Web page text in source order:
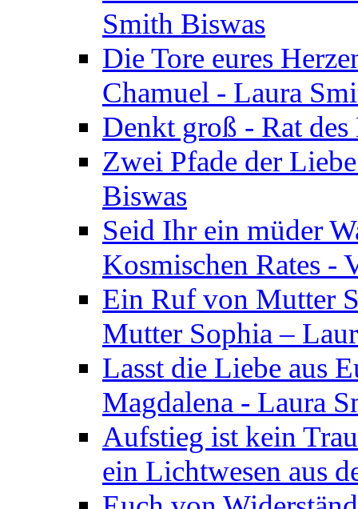
Smith Biswas
Die Tore eures
Chamuel - Laura
Denkt groß - Rat
Zwei Pfade der
Biswas
Seid Ihr ein müder
Kosmischen Rates -
Ein Ruf von Mutter
Mutter Sophia –
Lasst die Liebe aus
Magdalena - Laura
Aufstieg ist kein
ein Lichtwesen aus